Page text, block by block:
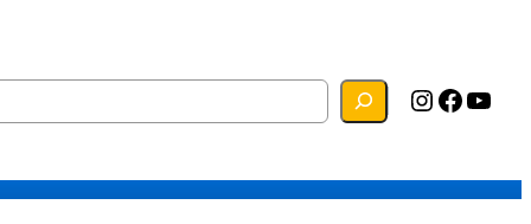
Instagram Facebook YouTube